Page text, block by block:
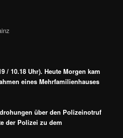
/ 10.18 Uhr). Heute Morgen kam
eines Mehrfamilienhauses
über den Polizeinotruf
der Polizei zu dem